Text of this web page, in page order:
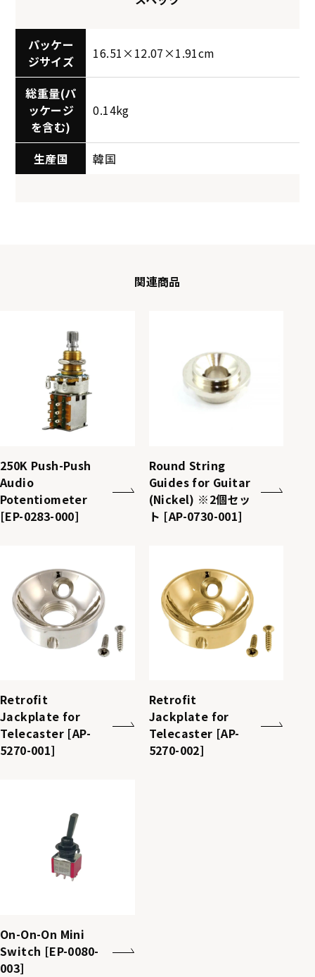
パッケー
ジサイズ
16.51×12.07×1.91cm
総重量(パ
ッケージ
を含む)
0.14kg
生産国 韓国
関連商品
250K Push-Push
Audio
Potentiometer
[EP-0283-000]
Round String
Guides for Guitar
(Nickel) ※2個セッ
ト [AP-0730-001]
Retrofit
Jackplate for
Telecaster [AP-
5270-001]
Retrofit
Jackplate for
Telecaster [AP-
5270-002]
On-On-On Mini
Switch [EP-0080-
003]